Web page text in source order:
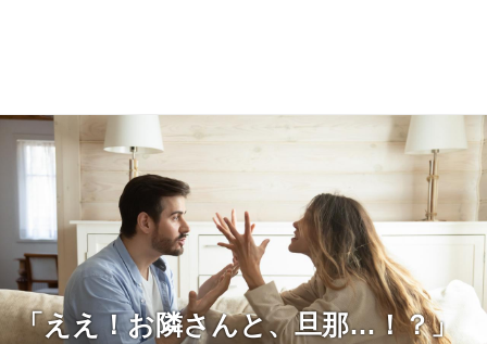
「ええ！お隣さんと、旦那…！？」